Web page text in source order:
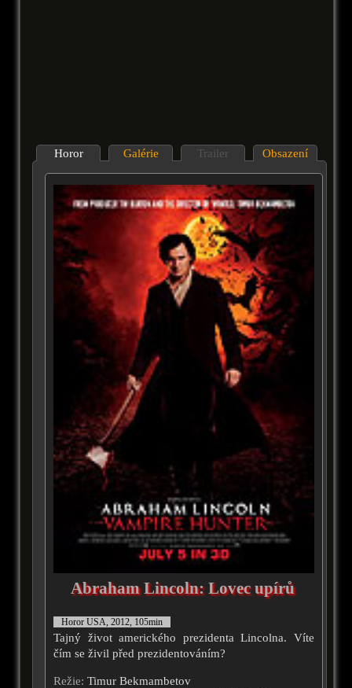
Horor Galérie Trailer Obsazení
Abraham Lincoln: Lovec upírů
Horor USA, 2012, 105min
Tajný život amerického prezidenta Lincolna. Víte
čím se živil před prezidentováním?
Režie: Timur Bekmambetov